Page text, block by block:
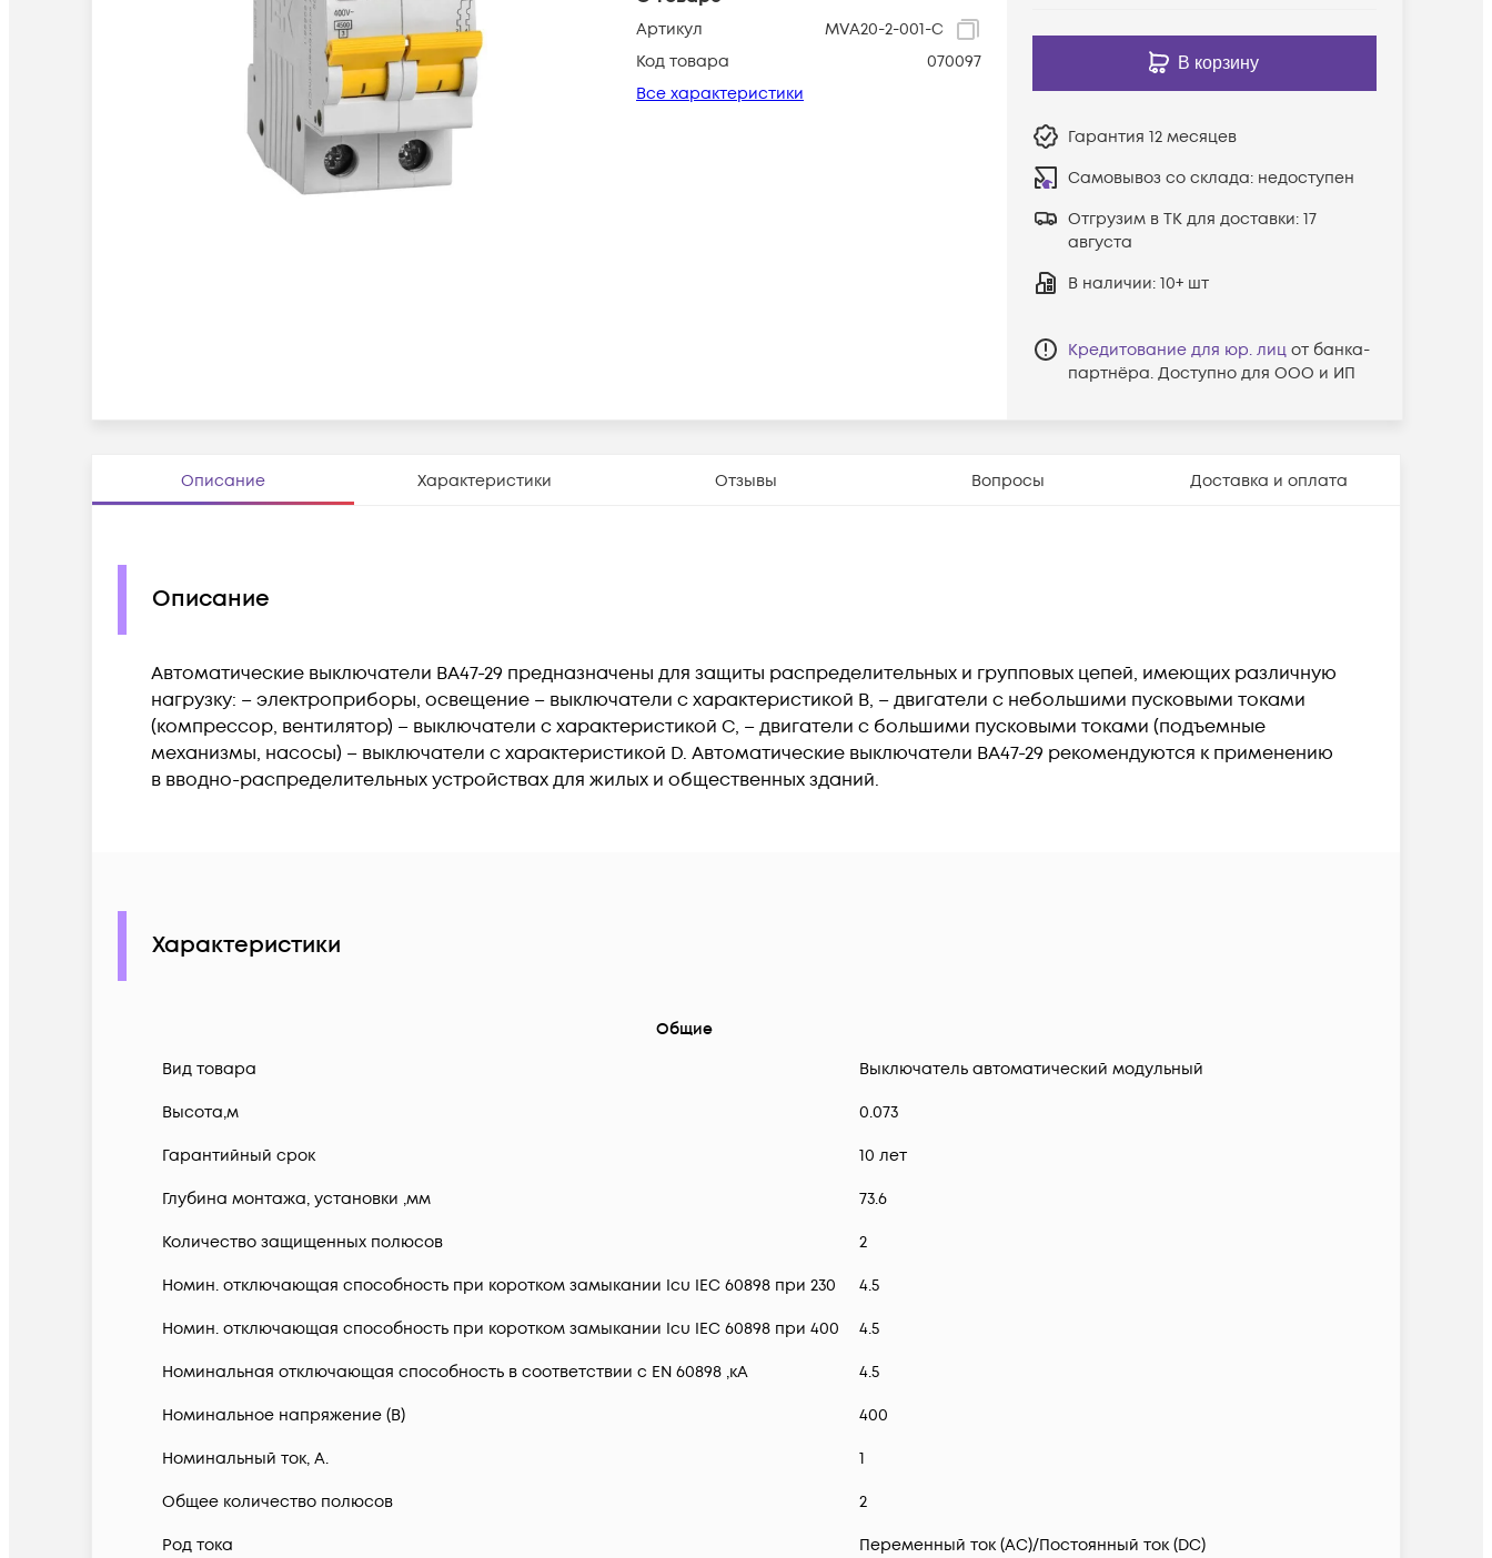
Артикул
MVA20-2-001-C
Код товара
070097
Все характеристики
В корзину
Гарантия 12 месяцев
Самовывоз со склада: недоступен
Отгрузим в ТК для доставки: 17
августа
В наличии: 10+ шт
Кредитование для юр. лиц от банка-
партнёра. Доступно для ООО и ИП
Описание Характеристики Отзывы Вопросы Доставка и оплата
Описание
Автоматические выключатели ВА47-29 предназначены для защиты распределительных и групповых цепей, имеющих различную
нагрузку: – электроприборы, освещение – выключатели с характеристикой В, – двигатели с небольшими пусковыми токами
(компрессор, вентилятор) – выключатели с характеристикой C, – двигатели с большими пусковыми токами (подъемные
механизмы, насосы) – выключатели с характеристикой D. Автоматические выключатели ВА47-29 рекомендуются к применению
в вводно-распределительных устройствах для жилых и общественных зданий.
Характеристики
Общие
Вид товара
Выключатель автоматический модульный
Высота,м 0.073
Гарантийный срок 10 лет
Глубина монтажа, установки ,мм 73.6
Количество защищенных полюсов 2
Номин. отключающая способность при коротком замыкании Icu IEC 60898 при 230 4.5
Номин. отключающая способность при коротком замыкании Icu IEC 60898 при 400 4.5
Номинальная отключающая способность в соответствии с EN 60898 ,кА 4.5
Номинальное напряжение (В) 400
Номинальный ток, А. 1
Общее количество полюсов 2
Род тока Переменный ток (AC)/Постоянный ток (DC)